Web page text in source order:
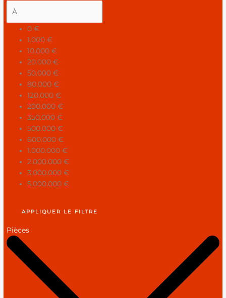
0 €
1.000 €
10.000 €
20.000 €
50.000 €
80.000 €
120.000 €
200.000 €
350.000 €
500.000 €
600.000 €
1.000.000 €
2.000.000 €
3.000.000 €
5.000.000 €
APPLIQUER LE FILTRE
Pièces